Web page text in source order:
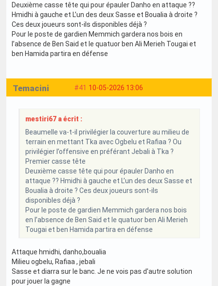
Deuxième casse tête qui pour épauler Danho en attaque ??
Hmidhi à gauche et L’un des deux Sasse et Boualia à droite ?
Ces deux joueurs sont-ils disponibles déjà ?
Pour le poste de gardien Memmich gardera nos bois en
l’absence de Ben Said et le quatuor ben Ali Merieh Tougai et
ben Hamida partira en défense
#41 10-05-2026 13:06
Temacini
mestiri67 a écrit :
Beaumelle va-t-il privilégier la couverture au milieu de
terrain en mettant Tka avec Ogbelu et Rafiaa ? Ou
privilégier l’offensive en préférant Jebali à Tka ?
Premier casse tête
Deuxième casse tête qui pour épauler Danho en
attaque ?? Hmidhi à gauche et L’un des deux Sasse et
Boualia à droite ? Ces deux joueurs sont-ils
disponibles déjà ?
Pour le poste de gardien Memmich gardera nos bois
en l’absence de Ben Said et le quatuor ben Ali Merieh
Tougai et ben Hamida partira en défense
Attaque hmidhi, danho,boualia
Milieu ogbelu, Rafiaa , jebali
Sasse et diarra sur le banc. Je ne vois pas d'autre solution
pour jouer la gagne